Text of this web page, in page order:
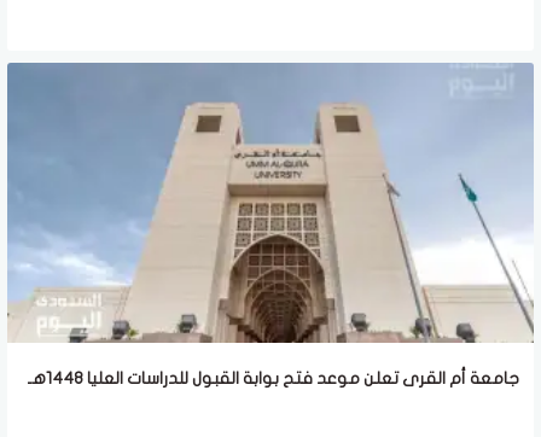
جامعة أم القرى تعلن موعد فتح بوابة القبول للدراسات العليا 1448هـ